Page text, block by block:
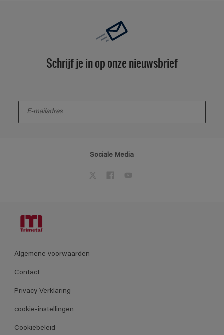
Schrijf je in op onze nieuwsbrief
Sociale Media
Algemene voorwaarden
Contact
Privacy Verklaring
cookie-instellingen
Cookiebeleid